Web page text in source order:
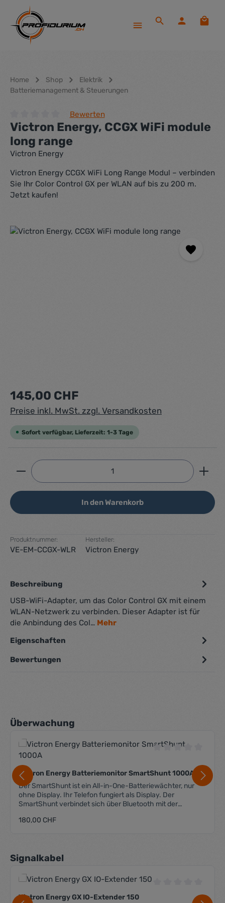
Zum Hauptinhalt springen
Home Shop
Elektrik
Batteriemanagement & Steuerungen
Durchschnittliche Bewertung von 0 von 5 Sternen
Bewerten
Victron Energy, CCGX WiFi module
long range
Victron Energy
Victron Energy CCGX WiFi Long Range Modul – verbinden
Sie Ihr Color Control GX per WLAN auf bis zu 200 m.
Jetzt kaufen!
Bildergalerie überspringen
Regulärer Preis:
145,00 CHF
Preise inkl. MwSt. zzgl. Versandkosten
Sofort verfügbar, Lieferzeit: 1-3 Tage
Produkt Anzahl: Gib den gewünschten Wert ein
In den Warenkorb
Produktnummer:
VE-EM-CCGX-WLR
Hersteller:
Victron Energy
Beschreibung
USB-WiFi-Adapter, um das Color Control GX mit einem
WLAN-Netzwerk zu verbinden. Dieser Adapter ist für
die Anbindung des Col… Mehr
Eigenschaften
Bewertungen
Produktgalerie überspringen
Überwachung
Victron Energy Batteriemonitor SmartShunt 1000A
Der SmartShunt ist ein All-in-One-Batteriewächter, nur
ohne Display. Ihr Telefon fungiert als Display. Der
SmartShunt verbindet sich über Bluetooth mit der
Sie können alle überwachten Batterieparameter, wie
werden. Der Smart Shunt hat 2 Spannungseingänge,
Spannungsmessung der Zusatzbatterie sowie der Starter-
Batterie Mittelpunktspannung der Batteriebank
Temperaturüberwachung mittels entsprechendem
Regulärer Preis:
180,00 CHF
Produktgalerie überspringen
Signalkabel
Durchschnittliche
Victron Energy GX IO-Extender 150